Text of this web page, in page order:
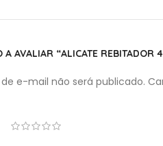
A AVALIAR “ALICATE REBITADOR
e-mail não será publicado.